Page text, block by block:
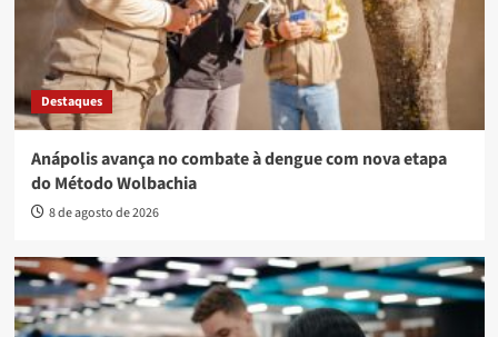
Destaques
Anápolis avança no combate à dengue com nova etapa
do Método Wolbachia
8 de agosto de 2026